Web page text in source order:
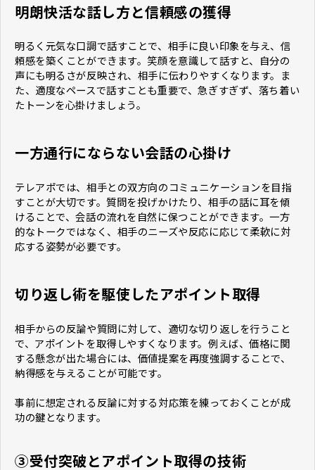
明朗快活な話し方と信頼感の獲得
明るく元気な口調で話すことで、相手に良い印象を与え、信
頼感を築くことができます。笑顔を意識して話すと、自分の
声にも明るさが反映され、相手に伝わりやすくなります。ま
た、適度なペースで話すことも重要で、急ぎすぎず、落ち着い
たトーンを心掛けましょう。
一方通行にならない会話の心掛け
テレアポでは、相手との双方向のコミュニケーションを目指
すことが大切です。質問を投げかけたり、相手の話に耳を傾
けることで、会話の流れを自然に保つことができます。一方
的なトークではなく、相手のニーズや反応に応じて柔軟に対
応する姿勢が必要です。
切り返し術を駆使したアポイント取得
相手からの反論や質問に対して、適切な切り返しを行うこと
で、アポイントを取得しやすくなります。例えば、価格に関
する懸念が出た場合には、価値提案を再度強調することで、
納得感を与えることが可能です。
事前に想定される反論に対する対応策を練っておくことが成
功の鍵となります。
③受付突破とアポイント取得の技術